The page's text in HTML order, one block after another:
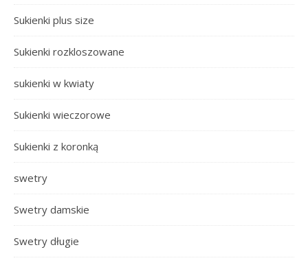
Sukienki plus size
Sukienki rozkloszowane
sukienki w kwiaty
Sukienki wieczorowe
Sukienki z koronką
swetry
Swetry damskie
Swetry długie